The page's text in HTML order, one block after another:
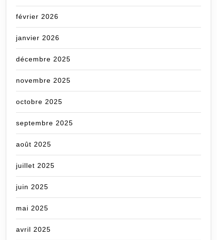
février 2026
janvier 2026
décembre 2025
novembre 2025
octobre 2025
septembre 2025
août 2025
juillet 2025
juin 2025
mai 2025
avril 2025